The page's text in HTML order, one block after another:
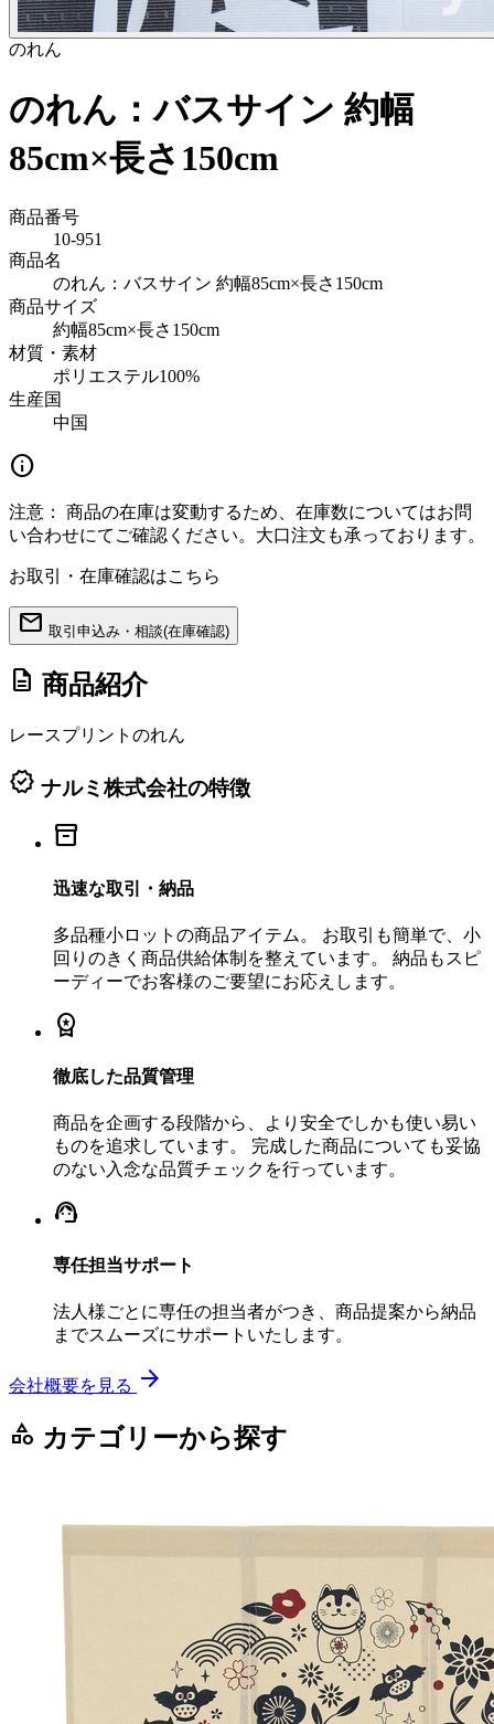
のれん
のれん：バスサイン 約幅
85cm×長さ150cm
商品番号
10-951
商品名
のれん：バスサイン 約幅85cm×長さ150cm
商品サイズ
約幅85cm×長さ150cm
材質・素材
ポリエステル100%
生産国
中国
info
注意：
商品の在庫は変動するため、在庫数についてはお問
い合わせにてご確認ください。大口注文も承っております。
お取引・在庫確認はこちら
mail 取引申込み・相談(在庫確認)
description 商品紹介
レースプリントのれん
verified ナルミ株式会社の特徴
inventory_2
迅速な取引・納品
多品種小ロットの商品アイテム。 お取引も簡単で、小
回りのきく商品供給体制を整えています。 納品もスピ
ーディーでお客様のご要望にお応えします。
workspace_premium
徹底した品質管理
商品を企画する段階から、より安全でしかも使い易い
ものを追求しています。 完成した商品についても妥協
のない入念な品質チェックを行っています。
support_agent
専任担当サポート
法人様ごとに専任の担当者がつき、商品提案から納品
までスムーズにサポートいたします。
会社概要を見る arrow_forward
category カテゴリーから探す